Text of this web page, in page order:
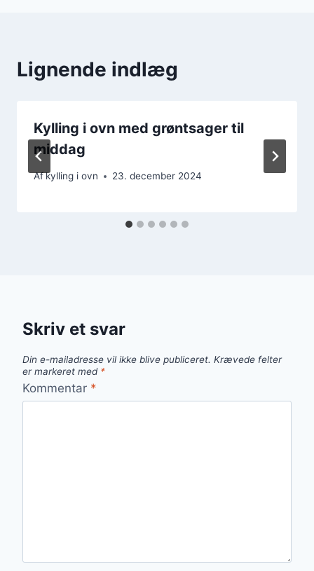
Lignende indlæg
Kylling i ovn med grøntsager til
middag
Afkylling i ovn 23. december 2024
Skriv et svar
Din e-mailadresse vil ikke blive publiceret. Krævede felter
er markeret med *
Kommentar *